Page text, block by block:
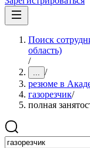
Поиск
область)
/
... /
резюме в
газорезчик/
полная